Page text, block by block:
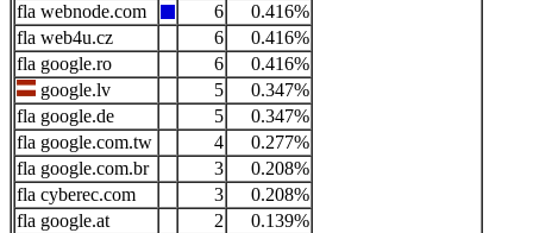
webnode.com
6
0.416%
web4u.cz
6
0.416%
google.ro
6
0.416%
google.lv
5
0.347%
google.de
5
0.347%
google.com.tw
4
0.277%
google.com.br
3
0.208%
cyberec.com
3
0.208%
google.at
2
0.139%